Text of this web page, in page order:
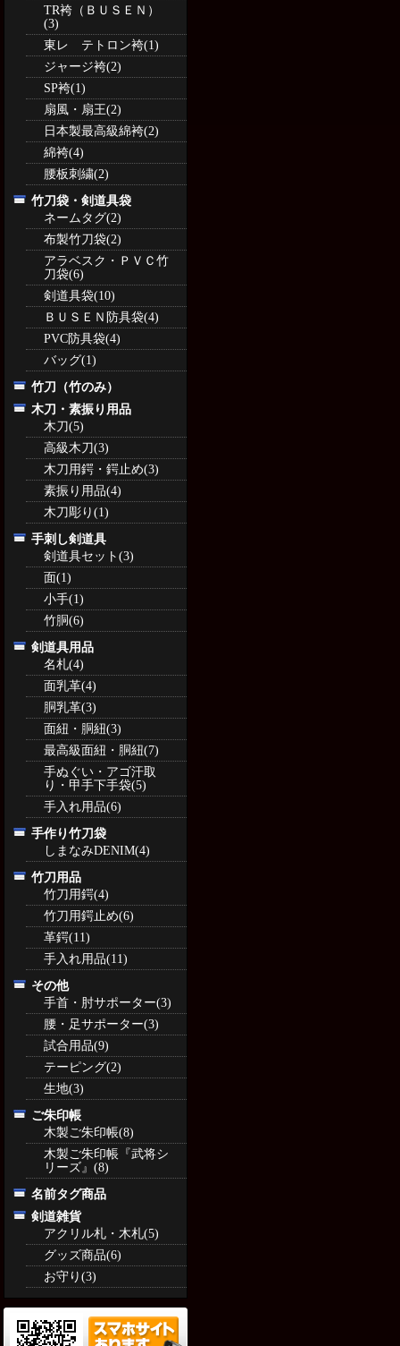
TR袴（ＢＵＳＥＮ）
(3)
東レ テトロン袴(1)
ジャージ袴(2)
SP袴(1)
扇風・扇王(2)
日本製最高級綿袴(2)
綿袴(4)
腰板刺繍(2)
竹刀袋・剣道具袋
ネームタグ(2)
布製竹刀袋(2)
アラベスク・ＰＶＣ竹
刀袋(6)
剣道具袋(10)
ＢＵＳＥＮ防具袋(4)
PVC防具袋(4)
バッグ(1)
竹刀（竹のみ）
木刀・素振り用品
木刀(5)
高級木刀(3)
木刀用鍔・鍔止め(3)
素振り用品(4)
木刀彫り(1)
手刺し剣道具
剣道具セット(3)
面(1)
小手(1)
竹胴(6)
剣道具用品
名札(4)
面乳革(4)
胴乳革(3)
面紐・胴紐(3)
最高級面紐・胴紐(7)
手ぬぐい・アゴ汗取
り・甲手下手袋(5)
手入れ用品(6)
手作り竹刀袋
しまなみDENIM(4)
竹刀用品
竹刀用鍔(4)
竹刀用鍔止め(6)
革鍔(11)
手入れ用品(11)
その他
手首・肘サポーター(3)
腰・足サポーター(3)
試合用品(9)
テーピング(2)
生地(3)
ご朱印帳
木製ご朱印帳(8)
木製ご朱印帳『武将シ
リーズ』(8)
名前タグ商品
剣道雑貨
アクリル札・木札(5)
グッズ商品(6)
お守り(3)